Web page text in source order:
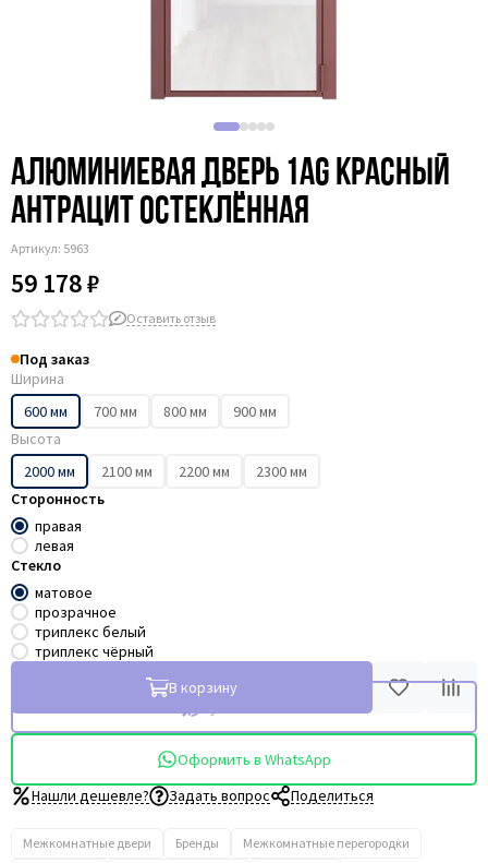
Алюминиевая дверь 1AG красный
антрацит остеклённая
Артикул: 5963
59 178 ₽
Оставить отзыв
Под заказ
Ширина
600 мм
700 мм 800 мм
900 мм
Высота
2000 мм
2100 мм 2200 мм
2300 мм
Сторонность
правая
левая
Стекло
матовое
прозрачное
триплекс белый
триплекс чёрный
В корзину
Оформить в WhatsApp
Нашли дешевле?
Задать вопрос Поделиться
Межкомнатные двери Бренды
Межкомнатные перегородки